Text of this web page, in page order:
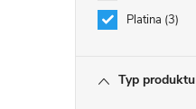
Platina 3
Typ produktu